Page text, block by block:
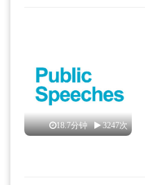
18.7分钟 3247次